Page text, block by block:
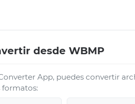
desde WBMP
App, puedes convertir
formatos: